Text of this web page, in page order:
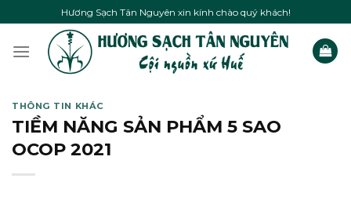
to
content
Hương Sạch Tân Nguyên xin kính chào quý khách!
THÔNG TIN KHÁC
TIỀM NĂNG SẢN PHẨM 5 SAO
OCOP 2021